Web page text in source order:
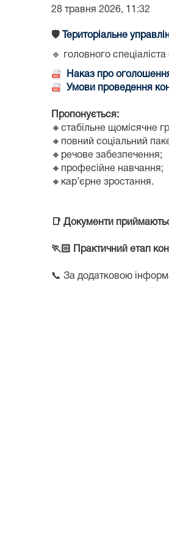
28 травня 2026, 11:32
🛡️ Територіальне
🔹 головного
Наказ про
Умови проведення
Пропонується:
🔸стабільне щомісячне
🔸повний соціальний
🔸речове забезпечення;
🔸професійне навчання;
🔸кар’єрне зростання.
📑 Документи
🏃🏻 Практичний етап
📞 За додатковою